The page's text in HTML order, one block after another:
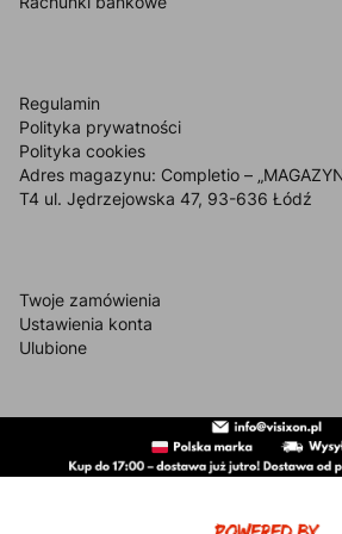
Regulamin
Polityka prywatności
Polityka cookies
Adres magazynu: Completio –
T4 ul. Jędrzejowska 47, 93-636 Łódź
Twoje zamówienia
Ustawienia konta
Ulubione